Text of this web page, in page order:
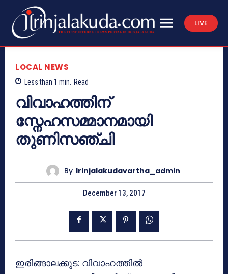
LIVE
LOCAL NEWS
Less than 1 min. Read
വിവാഹത്തിന്
സ്നേഹസമ്മാനമായി
തുണിസഞ്ചി
By Irinjalakudavartha_admin
December 13, 2017
ഇരിങ്ങാലക്കുട: വിവാഹത്തില്‍